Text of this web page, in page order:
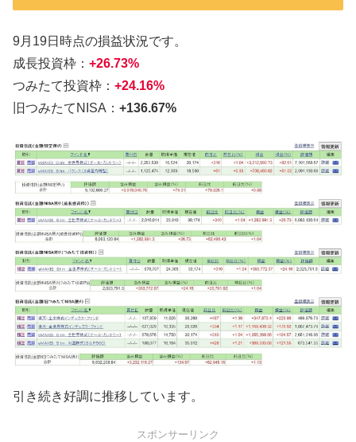
9月19日時点の損益状況です。
成長投資枠： +26.73%
つみたて投資枠： +24.16%
旧つみたてNISA： +136.67%
引き続き好調に推移しています。
スポンサーリンク